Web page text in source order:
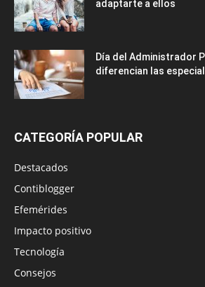
adaptarte a ellos
Día del Administrador
diferencian las
CATEGORÍA POPULAR
Destacados
Contiblogger
Efemérides
Impacto positivo
Tecnología
Consejos